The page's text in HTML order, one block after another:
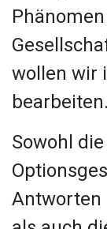
wollen wir
bearbeiten.
Sowohl
Antworten